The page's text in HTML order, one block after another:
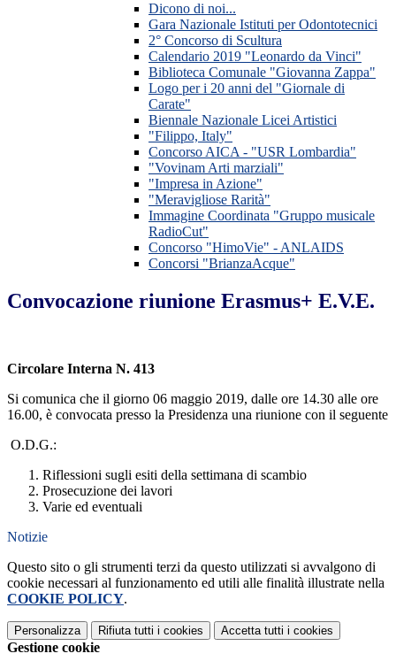
Dicono di noi...
Gara Nazionale Istituti per Odontotecnici
2° Concorso di Scultura
Calendario 2019 "Leonardo da Vinci"
Biblioteca Comunale "Giovanna Zappa"
Logo per i 20 anni del "Giornale di
Carate"
Biennale Nazionale Licei Artistici
"Filippo, Italy"
Concorso AICA - "USR Lombardia"
"Vovinam Arti marziali"
"Impresa in Azione"
"Meravigliose Rarità"
Immagine Coordinata "Gruppo musicale
RadioCut"
Concorso "HimoVie" - ANLAIDS
Concorsi "BrianzaAcque"
Convocazione riunione Erasmus+ E.V.E.
Circolare Interna N. 413
Si comunica che il giorno 06 maggio 2019, dalle ore 14.30 alle ore
16.00, è convocata presso la Presidenza una riunione con il seguente
O.D.G.:
Riflessioni sugli esiti della settimana di scambio
Prosecuzione dei lavori
Varie ed eventuali
Notizie
Questo sito o gli strumenti terzi da questo utilizzati si avvalgono di
cookie necessari al funzionamento ed utili alle finalità illustrate nella
COOKIE POLICY.
Personalizza Rifiuta tutti i cookies Accetta tutti i cookies
Gestione cookie